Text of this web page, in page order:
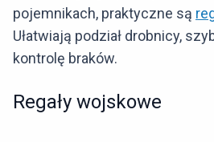
pojemnikach, praktyczne są
Ułatwiają podział drobnicy,
kontrolę braków.
Regały wojskowe